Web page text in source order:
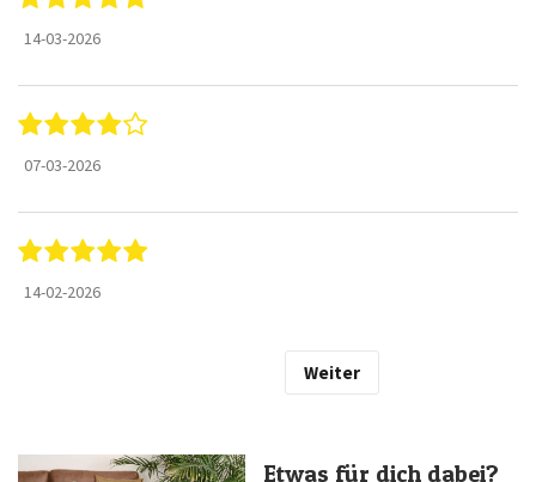
14-03-2026
07-03-2026
14-02-2026
Weiter
Etwas für dich dabei?